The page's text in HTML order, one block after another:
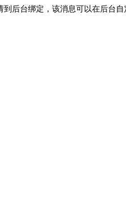
到后台绑定，该消息可以在后台自